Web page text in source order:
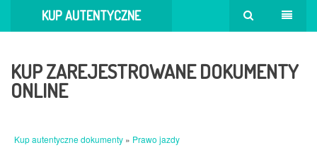
KUP AUTENTYCZNE
KUP ZAREJESTROWANE DOKUMENTY
ONLINE
Kup autentyczne dokumenty » Prawo jazdy